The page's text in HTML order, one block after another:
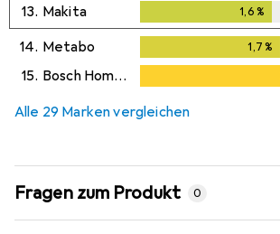
13. Makita 1,6 %
14. Metabo 1,7%
15. Bosch Home & Garden
Alle 29 Marken vergleichen
Fragen zum Produkt 0